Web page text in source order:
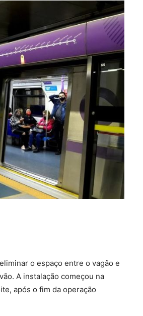
o espaço entre o vagão e
A instalação começou na
após o fim da operação